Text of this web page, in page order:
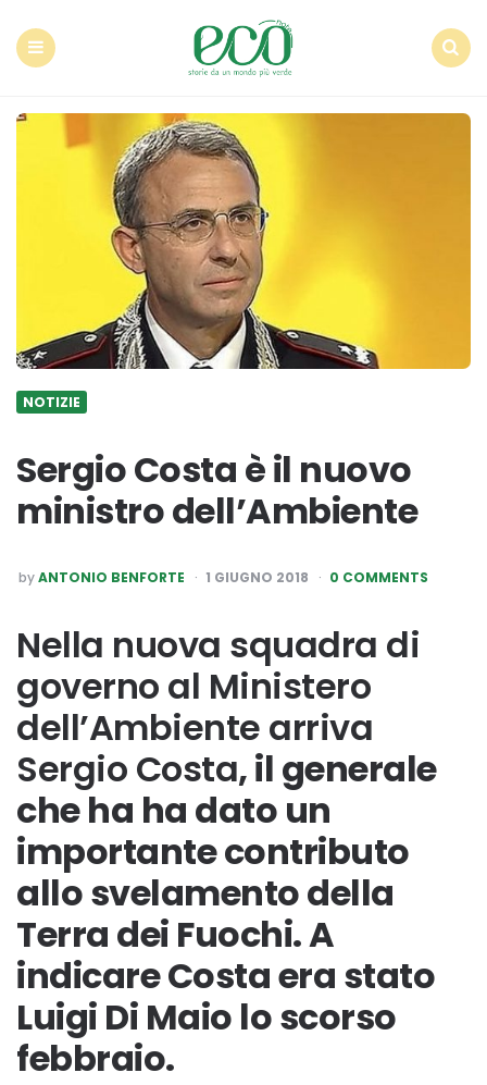
NOTIZIE
Sergio Costa è il nuovo
ministro dell’Ambiente
POSTED
BY
byANTONIO BENFORTE 1 GIUGNO 2018 0 COMMENTS
Nella nuova squadra di
governo al Ministero
dell’Ambiente arriva
Sergio Costa, il generale
che ha ha dato un
importante contributo
allo svelamento della
Terra dei Fuochi. A
indicare Costa era stato
Luigi Di Maio lo scorso
febbraio.